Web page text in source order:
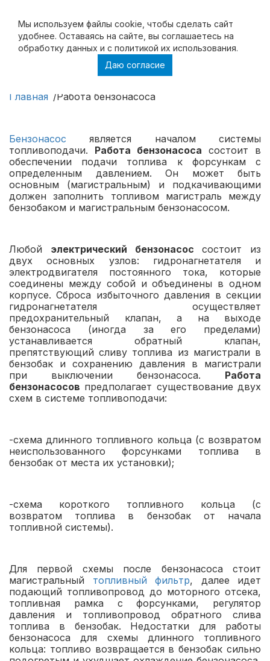
Мы используем файлы cookie, чтобы cделать сайт
удобнее. Оставаясь на сайте, вы соглашаетесь на
обработку данных и с политикой их использования.
Даю согласие
Работа бензонасоса
Главная Работа бензонасоса
Бензонасос является началом системы
топливоподачи. Работа бензонасоса состоит в
обеспечении подачи топлива к форсункам с
определенным давлением. Он может быть
основным (магистральным) и подкачивающими
должен заполнить топливом магистраль между
бензобаком и магистральным бензонасосом.
Любой электрический бензонасос состоит из
двух основных узлов: гидронагнетателя и
электродвигателя постоянного тока, которые
соединены между собой и объединены в одном
корпусе. Cброса избыточного давления в секции
гидронагнетателя осуществляет
предохранительный клапан, а на выходе
бензонасоса (иногда за его пределами)
устанавливается обратный клапан,
препятствующий сливу топлива из магистрали в
бензобак и сохранению давления в магистрали
при выключении бензонасоса. Работа
бензонасосов предполагает существование двух
схем в системе топливоподачи:
-cхема длинного топливного кольца (с возвратом
неиспользованного форсунками топлива в
бензобак от места их установки);
-схема короткого топливного кольца (с
возвратом топлива в бензобак от начала
топливной системы).
Для первой схемы после бензонасоса стоит
магистральный топливный фильтр, далее идет
подающий топливопровод до моторного отсека,
топливная рамка с форсунками, регулятор
давления и топливопровод обратного слива
топлива в бензобак. Недостатки для работы
бензонасоса для схемы длинного топливного
кольца: топливо возвращается в бензобак сильно